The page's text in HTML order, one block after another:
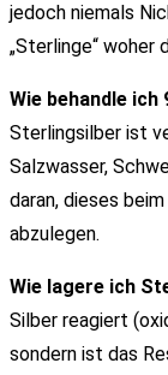
jedoch niemals
„Sterlinge“
Wie behandle
Sterlingsilber ist
Salzwasser,
daran, dieses
abzulegen.
Wie lagere ich
Silber reagiert
sondern ist das